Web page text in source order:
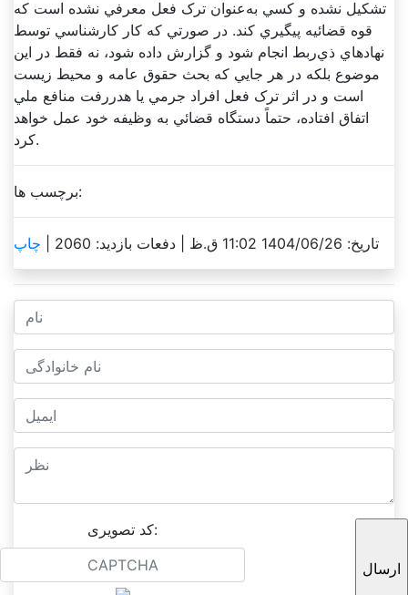
تشکيل نشده و کسي به‌عنوان ترک فعل معرفي نشده است که
قوه قضائيه پيگيري کند. در صورتي که کار کارشناسي توسط
نهادهاي ذي‌ربط انجام شود و گزارش داده شود، نه فقط در اين
موضوع بلکه در هر جايي که بحث حقوق عامه و محيط زيست
است و در اثر ترک فعل افراد جرمي يا هدررفت منافع ملي
اتفاق افتاده، حتماً دستگاه قضائي به وظيفه خود عمل خواهد
کرد.
برچسب ها:
تاریخ: 1404/06/26 11:02 ق.ظ | دفعات بازدید: 2060 | چاپ
کد تصویری: